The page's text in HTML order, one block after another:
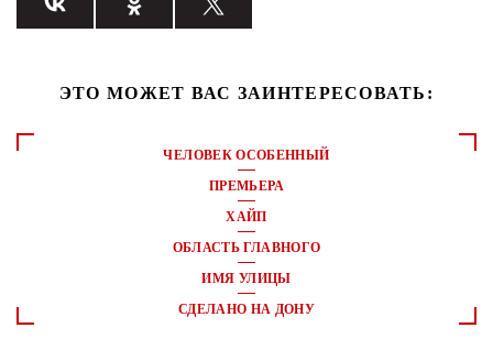
ЭТО МОЖЕТ ВАС ЗАИНТЕРЕСОВАТЬ:
ЧЕЛОВЕК ОСОБЕННЫЙ
ПРЕМЬЕРА
ХАЙП
ОБЛАСТЬ ГЛАВНОГО
ИМЯ УЛИЦЫ
СДЕЛАНО НА ДОНУ